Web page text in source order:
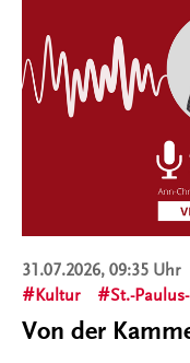
31.07.2026, 09:35 Uhr
Kultur
St.-
Von der